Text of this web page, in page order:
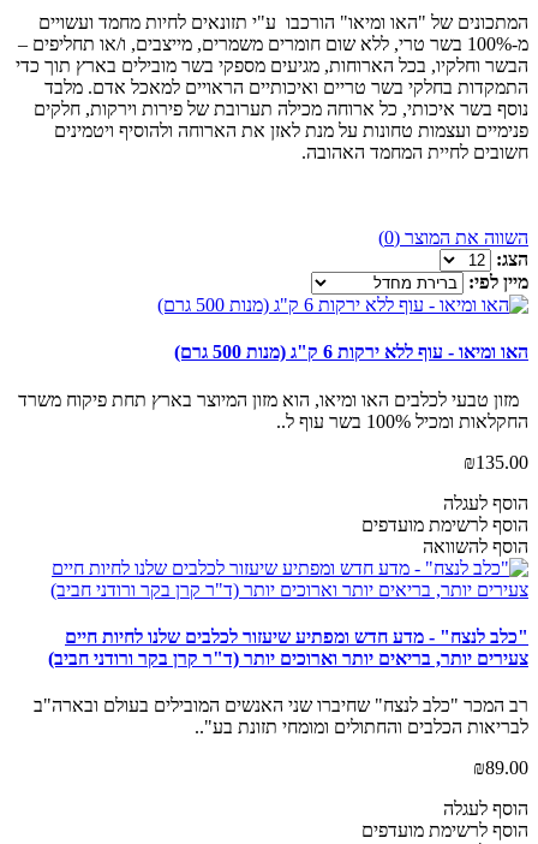
המתכונים של "האו ומיאו" הורכבו ע"י תזונאים לחיות מחמד ועשויים
מ-100% בשר טרי, ללא שום חומרים משמרים, מייצבים, ו/או תחליפים –
הבשר וחלקיו, בכל הארוחות, מגיעים מספקי בשר מובילים בארץ תוך כדי
התמקדות בחלקי בשר טריים ואיכותיים הראויים למאכל אדם. מלבד
נוסף בשר איכותי, כל ארוחה מכילה תערובת של פירות וירקות, חלקים
פנימיים ועצמות טחונות על מנת לאזן את הארוחה ולהוסיף ויטמינים
חשובים לחיית המחמד האהובה.
השווה את המוצר (0)
הצג:
מיין לפי:
האו ומיאו - עוף ללא ירקות 6 ק"ג (מנות 500 גרם)
מזון טבעי לכלבים האו ומיאו, הוא מזון המיוצר בארץ תחת פיקוח משרד
החקלאות ומכיל 100% בשר עוף ל..
₪135.00
הוסף לעגלה
הוסף לרשימת מועדפים
הוסף להשוואה
"כלב לנצח" - מדע חדש ומפתיע שיעזור לכלבים שלנו לחיות חיים
צעירים יותר, בריאים יותר וארוכים יותר (ד"ר קרן בקר ורודני חביב)
רב המכר "כלב לנצח" שחיברו שני האנשים המובילים בעולם ובארה"ב
לבריאות הכלבים והחתולים ומומחי תזונת בע"..
₪89.00
הוסף לעגלה
הוסף לרשימת מועדפים